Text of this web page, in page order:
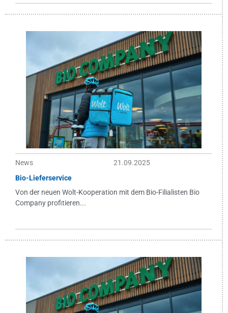
News
21.09.2025
Bio-Lieferservice
Von der neuen Wolt-Kooperation mit dem Bio-Filialisten Bio
Company profitieren...